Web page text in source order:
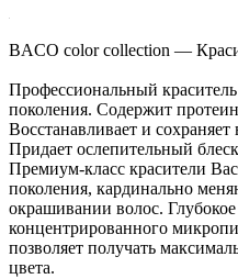
BACO color collection —
Профессиональный
поколения. Содержит
Восстанавливает и
Придает ослепительный
Премиум-класс красители
поколения, кардинально
окрашивании волос.
концентрированного
позволяет получать
цвета.